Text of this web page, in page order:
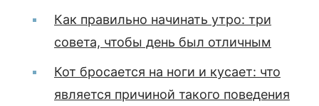
Как правильно начинать утро: три
совета, чтобы день был отличным
Кот бросается на ноги и кусает: что
является причиной такого поведения